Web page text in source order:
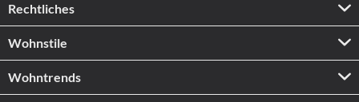
Rechtliches
Wohnstile
Wohntrends